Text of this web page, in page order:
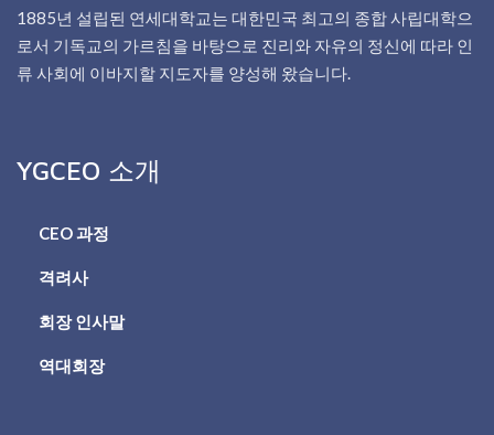
1885년 설립된 연세대학교는 대한민국 최고의 종합 사립대학으
로서 기독교의 가르침을 바탕으로 진리와 자유의 정신에 따라 인
류 사회에 이바지할 지도자를 양성해 왔습니다.
YGCEO 소개
CEO 과정
격려사
회장 인사말
역대회장